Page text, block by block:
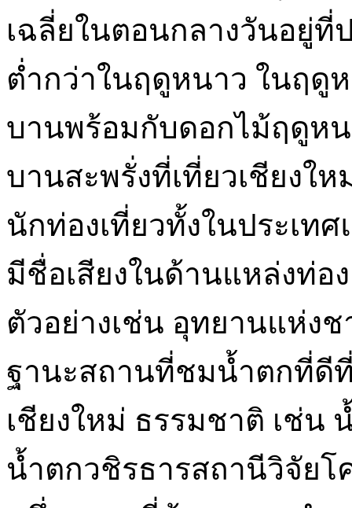
เฉลี่ยในตอนกลางวันอยู่ที่
ต่ำกว่าในฤดูหนาว ในฤดู
บานพร้อมกับดอกไม้ฤดูห
บานสะพรั่งที่เที่ยวเชียงใ
นักท่องเที่ยวทั้งในประเท
มีชื่อเสียงในด้านแหล่งท่อ
ตัวอย่างเช่น อุทยานแห่ง
ฐานะสถานที่ชมน้ำตกที่ดี
เชียงใหม่ ธรรมชาติ เช่น
น้ำตกวชิรธารสถานีวิจัยโ